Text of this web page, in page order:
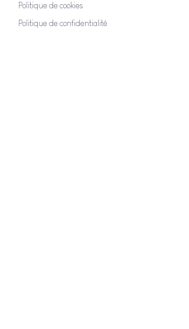
Politique de cookies
Politique de confidentialité